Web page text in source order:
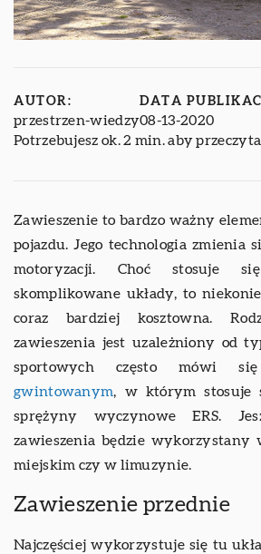
AUTOR:
przestrzen-wiedzy
DATA
08-13-2020
Potrzebujesz ok. 2 min. aby
Zawieszenie to bardzo ważny
pojazdu. Jego technologia zmienia
motoryzacji. Choć stosuje
skomplikowane układy, to
coraz bardziej kosztowna.
zawieszenia jest uzależniony od
sportowych często mówi
gwintowanym, w którym stosuje
sprężyny wyczynowe ERS.
zawieszenia będzie wykorzystany
miejskim czy w limuzynie.
Zawieszenie przednie
Najczęściej wykorzystuje się tu